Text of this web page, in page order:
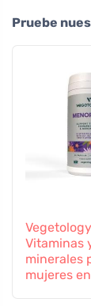
Pruebe
Vegetology
Vitaminas
minerales
mujeres en